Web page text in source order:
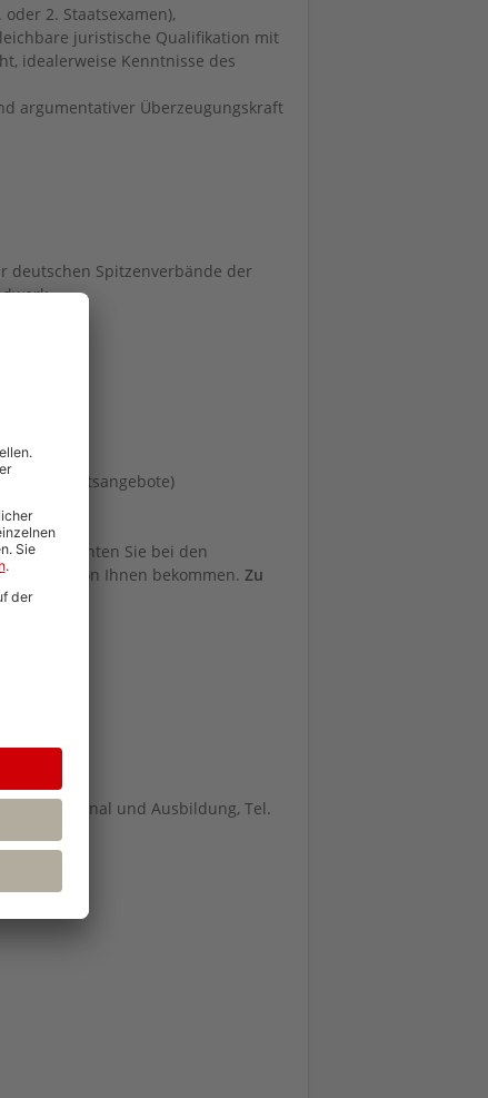
2. Staatsexamen),
juristische Qualifikation mit
idealerweise Kenntnisse des
argumentativer Überzeugungskraft
deutschen Spitzenverbände der
Achten Sie bei den
von Ihnen bekommen. Zu
Personal und Ausbildung, Tel.